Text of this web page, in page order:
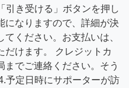
引き受ける」ボタンを押し
になりますので、詳細が決
ください。お支払いは、
だけます。 クレジットカ
までご連絡ください。そう
予定日時にサポーターが訪